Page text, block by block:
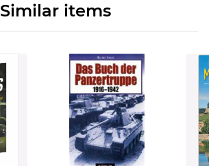
Similar items